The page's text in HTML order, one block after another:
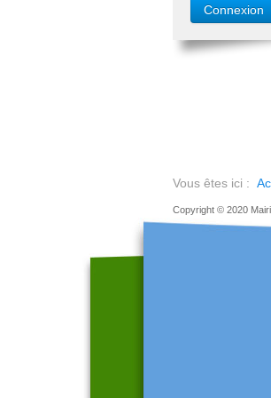
Vous êtes ici :
Copyright © 2020